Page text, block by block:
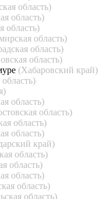
область)
область)
область)
область)
область)
область)
(Хабаровский край)
область)
область)
область)
область)
край)
область)
область)
область)
область)
область)